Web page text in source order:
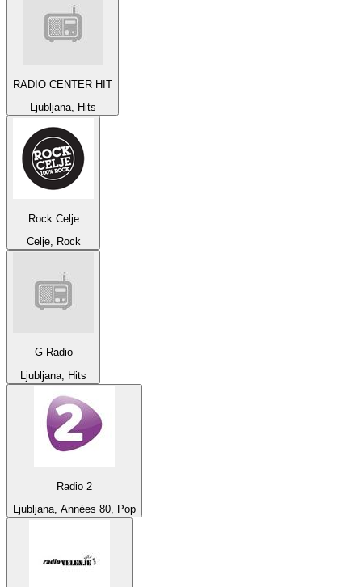
RADIO CENTER HIT
Ljubljana, Hits
Rock Celje
Celje, Rock
G-Radio
Ljubljana, Hits
Radio 2
Ljubljana, Années 80, Pop